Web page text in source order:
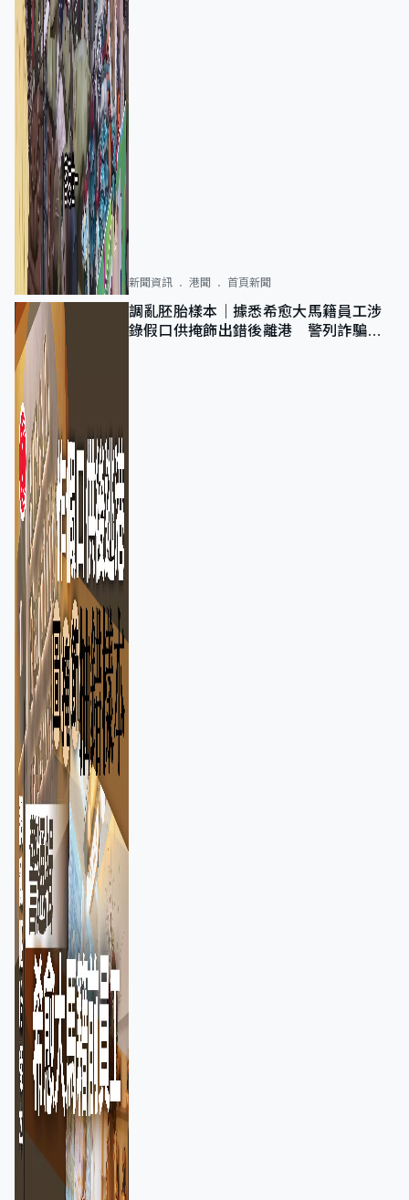
新聞資訊 港聞 首頁新聞
調亂胚胎樣本｜據悉希愈大馬籍員工涉
錄假口供掩飾出錯後離港 警列詐騙